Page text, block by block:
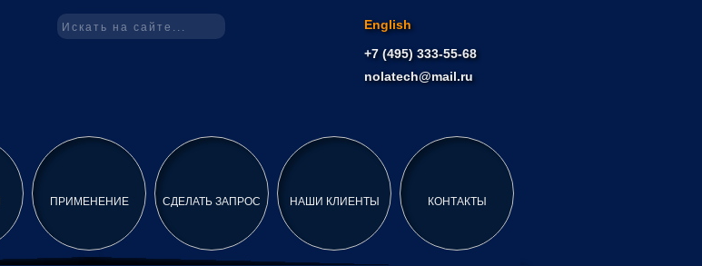
English
+7 (495) 333-55-68
nolatech@mail.ru
ПРИМЕНЕНИЕ СДЕЛАТЬ ЗАПРОС НАШИ КЛИЕНТЫ КОНТАКТЫ